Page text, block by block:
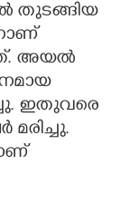
തുടങ്ങിയ
അയൽ
ഇതുവരെ
മരിച്ചു.